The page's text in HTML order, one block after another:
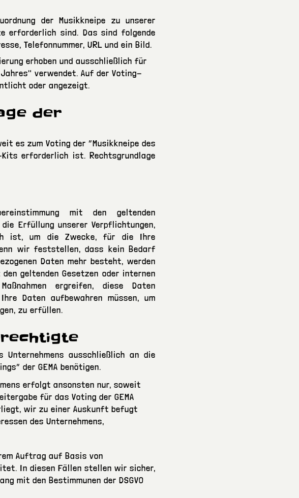
der Musikkneipe zu unserer
erforderlich sind. Das sind folgende
Telefonnummer, URL und ein Bild.
erhoben und ausschließlich für
verwendet. Auf der Voting-
oder angezeigt.
der
es zum Voting der “Musikkneipe des
Kits erforderlich ist. Rechtsgrundlage
mit den geltenden
Erfüllung unserer Verpflichtungen,
ist, um die Zwecke, für die Ihre
wir feststellen, dass kein Bedarf
Daten mehr besteht, werden
geltenden Gesetzen oder internen
ergreifen, diese Daten
Daten aufbewahren müssen, um
zu erfüllen.
Unternehmens ausschließlich an die
der GEMA benötigen.
erfolgt ansonsten nur, soweit
für das Voting der GEMA
wir zu einer Auskunft befugt
des Unternehmens,
Auftrag auf Basis von
In diesen Fällen stellen wir sicher,
mit den Bestimmunen der DSGVO